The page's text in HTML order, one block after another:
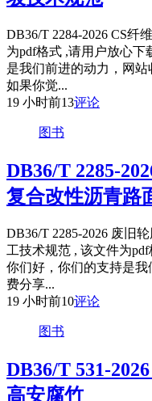
DB36/T 2284-2026 CS纤
为pdf格式 ,请用户放心
是我们前进的动力，网站
如果你觉...
19 小时前13评论
图书
DB36/T 2285-
复合改性沥青路
DB36/T 2285-2026 废旧
工技术规范 , 该文件为
你们好，你们的支持是
费分享...
19 小时前10评论
图书
DB36/T 531-
高安腐竹